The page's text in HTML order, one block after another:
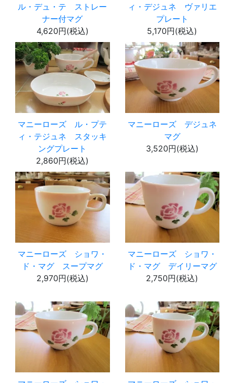
ル・デュ・テ ストレー
ナー付マグ
4,620円(税込)
ィ・デジュネ ヴァリエ
プレート
5,170円(税込)
マニーローズ ル・プテ
ィ・テジュネ スタッキ
ングプレート
2,860円(税込)
マニーローズ デジュネ
マグ
3,520円(税込)
マニーローズ ショワ・
ド・マグ スープマグ
2,970円(税込)
マニーローズ ショワ・
ド・マグ デイリーマグ
2,750円(税込)